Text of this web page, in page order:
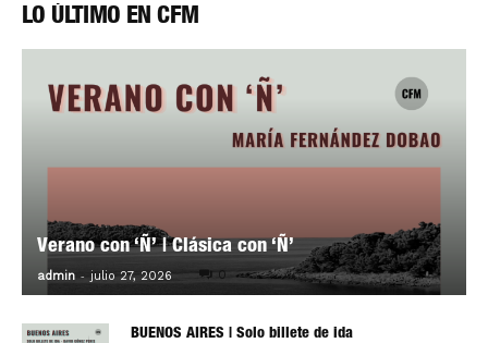
LO ÚLTIMO EN CFM
Verano con ‘Ñ’ | Clásica con ‘Ñ’
admin - julio 27, 2026 0
BUENOS AIRES | Solo billete de ida